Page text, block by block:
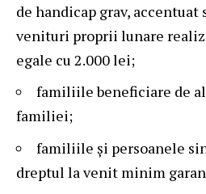
de handicap grav, accentuat
venituri proprii lunare
egale cu 2.000 lei;
familiile beneficiare de
familiei;
familiile și persoanele
dreptul la venit minim